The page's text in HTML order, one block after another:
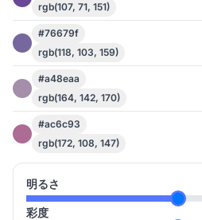
rgb(107, 71, 151)
#76679f
rgb(118, 103, 159)
#a48eaa
rgb(164, 142, 170)
#ac6c93
rgb(172, 108, 147)
明るさ
彩度